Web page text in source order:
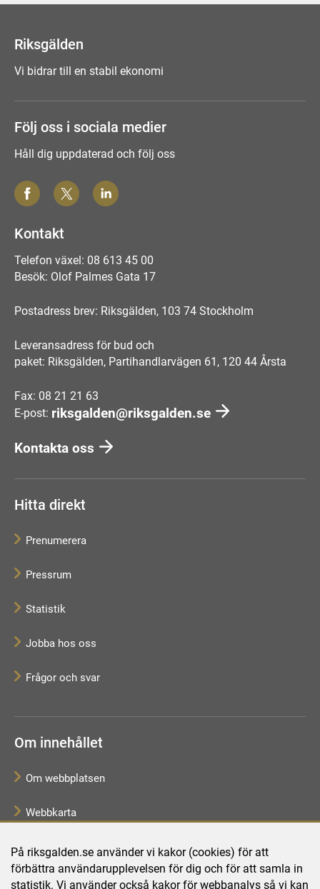
På riksgalden.se använder vi kakor (cookies) för att
förbättra användarupplevelsen för dig och för att samla in
statistik. Vi använder också kakor för webbanalys så vi kan
Riksgälden
Vi bidrar till en stabil ekonomi
Följ oss i sociala medier
Håll dig uppdaterad och följ oss
Kontakt
Telefon växel: 08 613 45 00
Besök: Olof Palmes Gata 17
Postadress brev: Riksgälden, 103 74 Stockholm
Leveransadress för bud och
paket: Riksgälden, Partihandlarvägen 61, 120 44 Årsta
Fax: 08 21 21 63
E-post: riksgalden@riksgalden.se
Kontakta oss
Hitta direkt
Prenumerera
Pressrum
Statistik
Jobba hos oss
Frågor och svar
Om innehållet
Om webbplatsen
Webbkarta
Tillgänglighetsredogörelse
Behandling av personuppgifter